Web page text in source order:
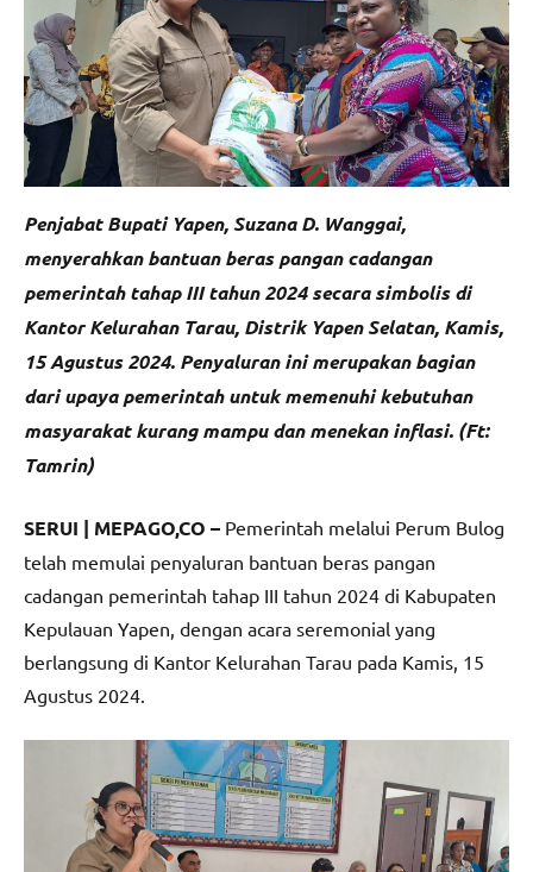
Penjabat Bupati Yapen, Suzana D. Wanggai,
menyerahkan bantuan beras pangan cadangan
pemerintah tahap III tahun 2024 secara simbolis di
Kantor Kelurahan Tarau, Distrik Yapen Selatan, Kamis,
15 Agustus 2024. Penyaluran ini merupakan bagian
dari upaya pemerintah untuk memenuhi kebutuhan
masyarakat kurang mampu dan menekan inflasi. (Ft:
Tamrin)
SERUI | MEPAGO,CO – Pemerintah melalui Perum Bulog
telah memulai penyaluran bantuan beras pangan
cadangan pemerintah tahap III tahun 2024 di Kabupaten
Kepulauan Yapen, dengan acara seremonial yang
berlangsung di Kantor Kelurahan Tarau pada Kamis, 15
Agustus 2024.